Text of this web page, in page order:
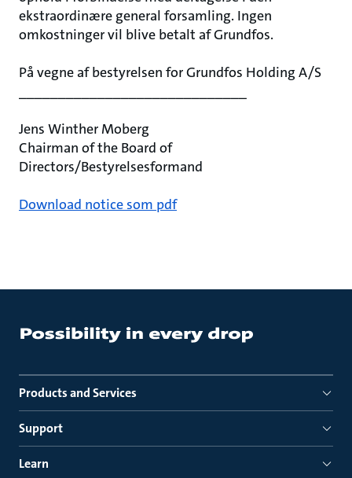
ekstraordinære general forsamling. Ingen
omkostninger vil blive betalt af Grundfos.
På vegne af bestyrelsen for Grundfos Holding A/S
Jens Winther Moberg
Chairman of the Board of
Directors/Bestyrelsesformand
Download notice som pdf
Products and Services
Support
Learn